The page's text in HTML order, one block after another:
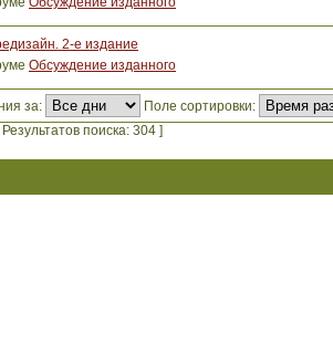
2-е издание
Обсуждение изданного
за:
Поле сортировки:
Результатов поиска: 304 ]